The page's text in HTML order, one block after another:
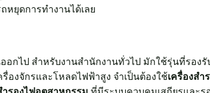
หยุดการทำงานได้เลย
กไป สำหรับงานสำนักงานทั่วไป มักใช้รุ่นที่รอง
งจักรและโหลดไฟฟ้าสูง จำเป็นต้องใช้เครื่องส